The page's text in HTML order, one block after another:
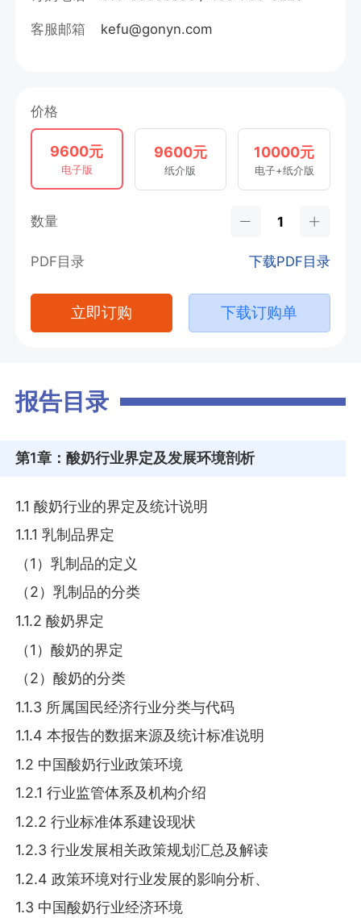
客服邮箱 kefu@gonyn.com
价格
9600元
电子版
9600元
纸介版
10000元
电子+纸介版
数量
PDF目录 下载PDF目录
立即订购 下载订购单
报告目录
第1章 ：酸奶行业界定及发展环境剖析
1.1 酸奶行业的界定及统计说明
1.1.1 乳制品界定
（1）乳制品的定义
（2）乳制品的分类
1.1.2 酸奶界定
（1）酸奶的界定
（2）酸奶的分类
1.1.3 所属国民经济行业分类与代码
1.1.4 本报告的数据来源及统计标准说明
1.2 中国酸奶行业政策环境
1.2.1 行业监管体系及机构介绍
1.2.2 行业标准体系建设现状
1.2.3 行业发展相关政策规划汇总及解读
1.2.4 政策环境对行业发展的影响分析、
1.3 中国酸奶行业经济环境